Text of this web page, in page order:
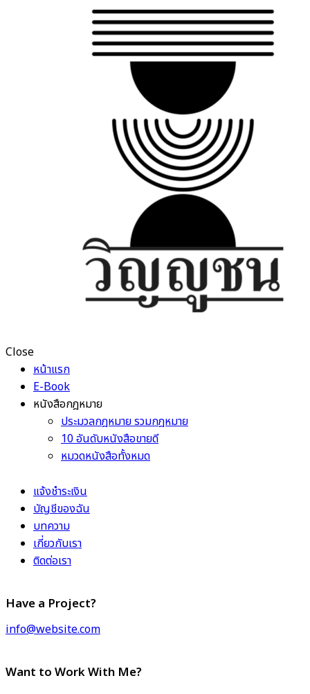
Close
หน้าแรก
E-Book
หนังสือกฎหมาย
ประมวลกฎหมาย รวมกฎหมาย
10 อันดับหนังสือขายดี
หมวดหนังสือทั้งหมด
แจ้งชำระเงิน
บัญชีของฉัน
บทความ
เกี่ยวกับเรา
ติดต่อเรา
Have a Project?
info@website.com
Want to Work With Me?